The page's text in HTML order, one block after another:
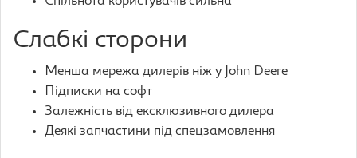
Слабкі сторони
Менша мережа дилерів ніж у John Deere
Підписки на софт
Залежність від ексклюзивного дилера
Деякі запчастини під спецзамовлення